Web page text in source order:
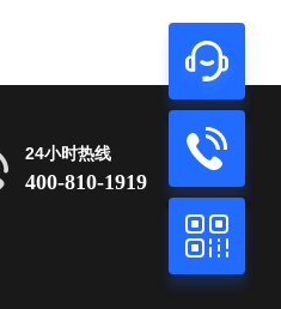
24小时热线
400-810-1919